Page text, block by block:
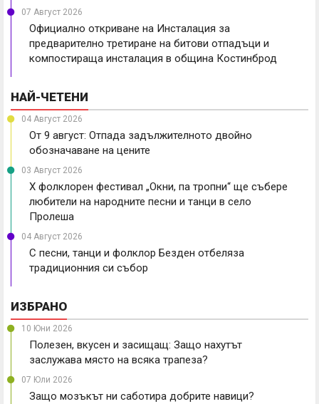
07 Август 2026
Официално откриване на Инсталация за
предварително третиране на битови отпадъци и
компостираща инсталация в община Костинброд
НАЙ-ЧЕТЕНИ
04 Август 2026
От 9 август: Отпада задължителното двойно
обозначаване на цените
03 Август 2026
X фолклорен фестивал „Окни, па тропни“ ще събере
любители на народните песни и танци в село
Пролеша
04 Август 2026
С песни, танци и фолклор Безден отбеляза
традиционния си събор
ИЗБРАНО
10 Юни 2026
Полезен, вкусен и засищащ: Защо нахутът
заслужава място на всяка трапеза?
07 Юли 2026
Защо мозъкът ни саботира добрите навици?